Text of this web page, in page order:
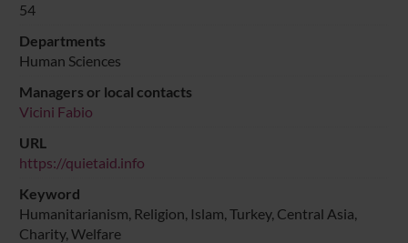
54
Departments
Human Sciences
Managers or local contacts
Vicini Fabio
URL
https://quietaid.info
Keyword
Humanitarianism, Religion, Islam, Turkey, Central Asia,
Charity, Welfare